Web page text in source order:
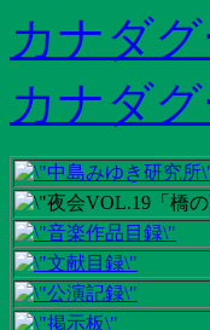
カナダ
カナダ